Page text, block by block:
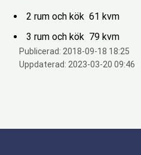
2 rum och kök 61 kvm
3 rum och kök 79 kvm
Publicerad: 2018-09-18 18:25
Uppdaterad: 2023-03-20 09:46